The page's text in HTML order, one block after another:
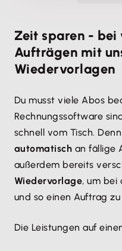
Zeit sparen - bei
Aufträgen mit
Wiedervorlagen
Du musst viele Abos
Rechnungssoftware
schnell vom Tisch.
automatisch an fällige
außerdem bereits
Wiedervorlage, um bei
und so einen Auftrag
Die Leistungen auf